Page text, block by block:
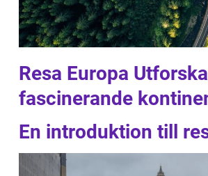
Resa Europa
fascinerande
En introduktion till